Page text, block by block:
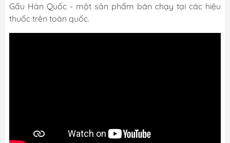
Gấu Hàn Quốc - một sản phẩm bán chạy tại các hiệu
thuốc trên toàn quốc.